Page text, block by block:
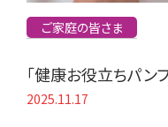
ご家庭の皆さま
「健康お役立ちパン
2025.11.17